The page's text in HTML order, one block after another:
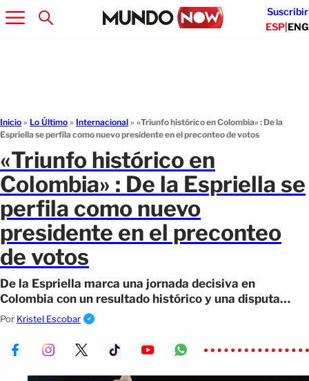
Suscribir
ESP|ENG
Inicio » Lo Último » Internacional » «Triunfo histórico en Colombia» : De la
Espriella se perfila como nuevo presidente en el preconteo de votos
«Triunfo histórico en
Colombia» : De la Espriella se
perfila como nuevo
presidente en el preconteo
de votos
De la Espriella marca una jornada decisiva en
Colombia con un resultado histórico y una disputa
electoral que mantiene al país atento.
Por Kristel Escobar